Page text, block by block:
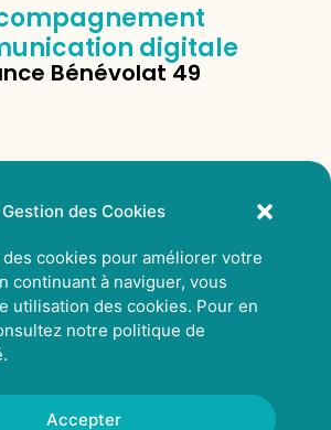
Gestion des Cookies
cookies pour améliorer votre
continuant à naviguer, vous
utilisation des cookies. Pour en
notre politique de
.
Accepter
digitale
Bénévolat 49